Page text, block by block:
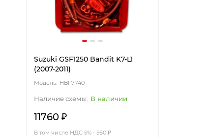
Suzuki GSF1250 Bandit K7-L1
(2007-2011)
HBF7740
В наличии
11760 ₽
В том числе НДС 5% - 560 ₽